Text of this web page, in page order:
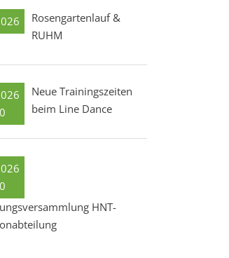
Rosengartenlauf &
RUHM
Neue Trainingszeiten
beim Line Dance
HNT-